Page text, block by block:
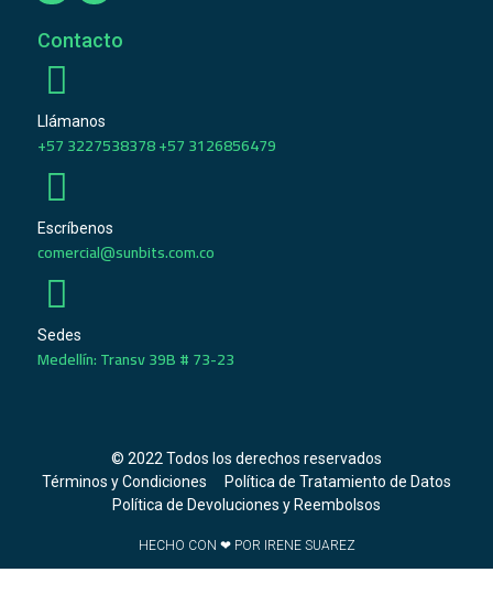
Contacto
Llámanos
+57 3227538378 +57 3126856479
Escríbenos
comercial@sunbits.com.co
Sedes
Medellín: Transv 39B # 73-23
© 2022 Todos los derechos reservados
Términos y Condiciones
Política de Tratamiento de Datos
Política de Devoluciones y Reembolsos
HECHO CON ❤ POR IRENE SUAREZ